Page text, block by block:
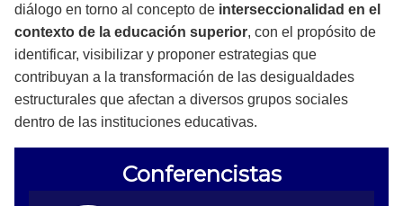
diálogo en torno al concepto de interseccionalidad en el
contexto de la educación superior, con el propósito de
identificar, visibilizar y proponer estrategias que
contribuyan a la transformación de las desigualdades
estructurales que afectan a diversos grupos sociales
dentro de las instituciones educativas.
Conferencistas